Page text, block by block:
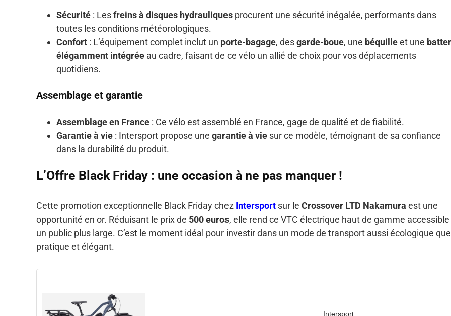
Sécurité : Lesfreins à disques hydrauliques procurent une sécurité inégalée, performants dans
toutes les conditions météorologiques.
Confort : L’équipement complet inclut un porte-bagage, desgarde-boue, une béquilleet une
élégamment intégrée au cadre, faisant de ce vélo un allié de choix pour vos déplacements
quotidiens.
Assemblage et garantie
Assemblage en France : Ce vélo est assemblé en France, gage de qualité et de fiabilité.
Garantie à vie : Intersport propose une garantie à vie sur ce modèle, témoignant de sa confiance
dans la durabilité du produit.
L’Offre Black Friday : une occasion à ne pas manquer !
Cette promotion exceptionnelle Black Friday chez Intersport sur le Crossover LTD Nakamura est une
opportunité en or. Réduisant le prix de 500 euros, elle rend ce VTC électrique haut de gamme accessible
un public plus large. C’est le moment idéal pour investir dans un mode de transport aussi écologique que
pratique et élégant.
Intersport